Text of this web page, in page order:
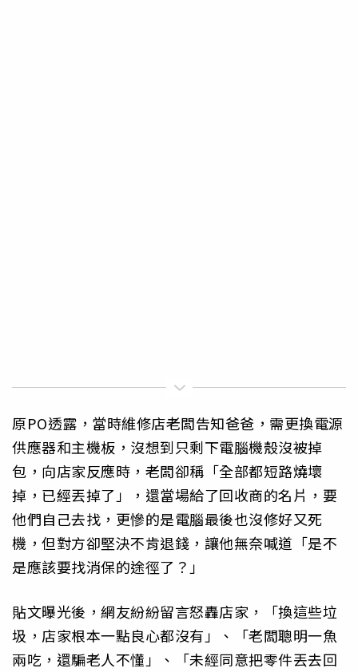
原PO透露，當時維修店老闆告知爸爸，需更換電源
供應器和主機板，沒想到只剩下電腦機殼沒被掉
包，向店家反應時，老闆卻稱「全部都短路燒壞
掉，已經丟掉了」，還當場給了回收商的名片，要
他們自己去找，更慘的是電腦最後也沒修好又死
機，但對方卻堅決不肯退錢，讓他無奈喊道「是不
是應該要找消保的途徑了？」
貼文曝光後，網友紛紛留言怒轟店家，「換這些垃
圾，店家根本一點良心都沒有」、「老闆聰明一魚
兩吃，還騙老人不懂」、「未經同意把零件丟去回